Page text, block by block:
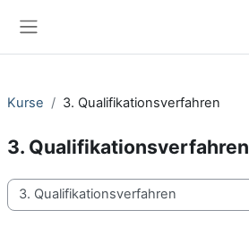
Kurse 3. Qualifikationsverfahren
3. Qualifikationsverfahren
Kursbereiche